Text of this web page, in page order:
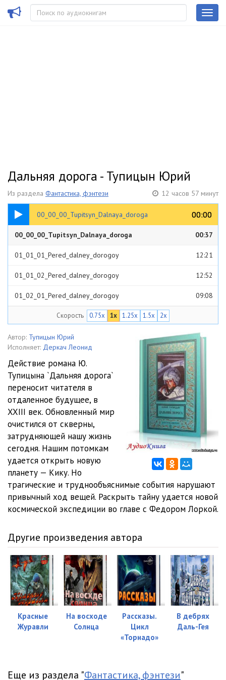
Дальняя дорога - Тупицын Юрий
Из раздела Фантастика, фэнтези 12 часов 57 минут
00_00_00_Tupitsyn_Dalnaya_doroga 00:00
00:00
00:37
00_00_00_Tupitsyn_Dalnaya_doroga 00:37
01_01_01_Pered_dalney_dorogoy 12:21
01_01_02_Pered_dalney_dorogoy 12:52
01_02_01_Pered_dalney_dorogoy 09:08
01_02_02_Pered_dalney_dorogoy
01_02_03_Pered_dalney_dorogoy 12:49
01_03_01_Pered_dalney_dorogoy
01_03_02_Pered_dalney_dorogoy
01_03_03_Pered_dalney_dorogoy
01_04_01_Pered_dalney_dorogoy 09:33
01_04_02_Pered_dalney_dorogoy
01_05_01_Pered_dalney_dorogoy
01_05_02_Pered_dalney_dorogoy 11:40
01_06_01_Pered_dalney_dorogoy
01_06_02_Pered_dalney_dorogoy 11:11
01_07_01_Pered_dalney_dorogoy 11:19
01_07_02_Pered_dalney_dorogoy 10:19
01_08_01_Pered_dalney_dorogoy 09:42
Скорость 0.75x 1x 1.25x 1.5x 2x
Автор: Тупицын Юрий
Исполняет: Деркач Леонид
Действие романа Ю.
Тупицына `Дальняя дорога`
переносит читателя в
отдаленное будущее, в
XXIII век. Обновленный мир
очистился от скверны,
затрудняющей нашу жизнь
сегодня. Нашим потомкам
удается открыть новую
планету — Кику. Но
трагические и труднообъяснимые события нарушают
привычный ход вещей. Раскрыть тайну удается новой
космической экспедиции во главе с Федором Лоркой.
Другие произведения автора
Красные
Журавли
На восходе
Солнца
Рассказы.
Цикл
«Торнадо»
В дебрях
Даль-Гея
Еще из раздела "Фантастика, фэнтези"